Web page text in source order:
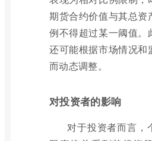
期货合约价值与其总资
例不得超过某一阈值。
还可能根据市场情况和
而动态调整。
对投资者的影响
对于投资者而言，